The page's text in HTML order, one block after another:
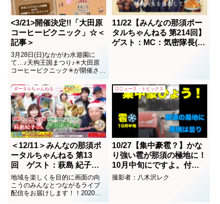
<3/21>開催決定!!「大田原
コーヒーピクニック」☆＜
記事＞
3月28日(日)なかがわ水遊園に
て…♪天狗王国まつり♪✳︎大田原
コーヒーピクニック✳︎が開催され
11/22【みんなの那須ポー
タルちゃんねる 第214回】
ゲスト：MC：気密隊長(槇
ポータルちゃんねる
＜12/11＞みんなの那須ポ
ータルちゃんねる 第13
回 ゲスト：萩島 紀子・
熊田 康子（動画）
地域を楽しくを目的に画面の向
こうのみんなとつながるライブ
配信をお届けします！！2020年
◎ニュース・トピックス
10/27【集中豪雹？】かな
り強い雹が那須の極地に！
10月中旬にですよ。付近
一帯は曇り空(投稿動画）
撮影者：八木沢レク